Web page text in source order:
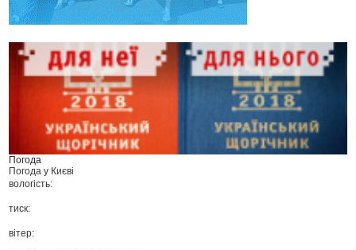
Погода
Погода у Києві
вологість:
тиск:
вітер: